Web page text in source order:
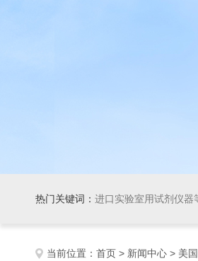
热门关键词： 进口实验室用试剂仪器
当前位置： 首页 > 新闻中心 > 美